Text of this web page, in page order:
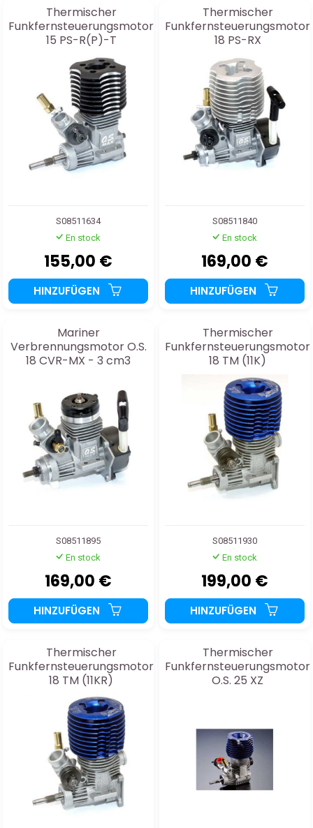
Thermischer
Funkfernsteuerungsmotor
15 PS-R(P)-T
S08511634
En stock
155,00 €
HINZUFÜGEN
Thermischer
Funkfernsteuerungsmotor
18 PS-RX
S08511840
En stock
169,00 €
HINZUFÜGEN
Mariner
Verbrennungsmotor O.S.
18 CVR-MX - 3 cm3
S08511895
En stock
169,00 €
HINZUFÜGEN
Thermischer
Funkfernsteuerungsmotor
18 TM (11K)
S08511930
En stock
199,00 €
HINZUFÜGEN
Thermischer
Funkfernsteuerungsmotor
18 TM (11KR)
Thermischer
Funkfernsteuerungsmotor
O.S. 25 XZ